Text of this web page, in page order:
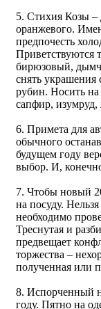
5. Стихия Козы –
оранжевого.
предпочесть
Приветствуются
бирюзовый,
снять
рубин. Носить на
сапфир,
6. Примета для
обычного
будущем году
выбор. И,
7. Чтобы новый
на посуду.
необходимо
Треснутая и
предвещает
торжества –
полученная или
8. Испорченный
году. Пятно на